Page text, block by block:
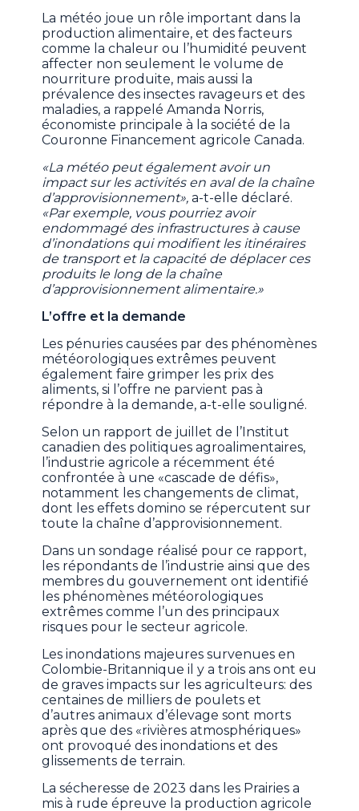
La météo joue un rôle important dans la
production alimentaire, et des facteurs
comme la chaleur ou l’humidité peuvent
affecter non seulement le volume de
nourriture produite, mais aussi la
prévalence des insectes ravageurs et des
maladies, a rappelé Amanda Norris,
économiste principale à la société de la
Couronne Financement agricole Canada.
«La météo peut également avoir un
impact sur les activités en aval de la chaîne
d’approvisionnement», a-t-elle déclaré.
«Par exemple, vous pourriez avoir
endommagé des infrastructures à cause
d’inondations qui modifient les itinéraires
de transport et la capacité de déplacer ces
produits le long de la chaîne
d’approvisionnement alimentaire.»
L’offre et la demande
Les pénuries causées par des phénomènes
météorologiques extrêmes peuvent
également faire grimper les prix des
aliments, si l’offre ne parvient pas à
répondre à la demande, a-t-elle souligné.
Selon un rapport de juillet de l’Institut
canadien des politiques agroalimentaires,
l’industrie agricole a récemment été
confrontée à une «cascade de défis»,
notamment les changements de climat,
dont les effets domino se répercutent sur
toute la chaîne d’approvisionnement.
Dans un sondage réalisé pour ce rapport,
les répondants de l’industrie ainsi que des
membres du gouvernement ont identifié
les phénomènes météorologiques
extrêmes comme l’un des principaux
risques pour le secteur agricole.
Les inondations majeures survenues en
Colombie-Britannique il y a trois ans ont eu
de graves impacts sur les agriculteurs: des
centaines de milliers de poulets et
d’autres animaux d’élevage sont morts
après que des «rivières atmosphériques»
ont provoqué des inondations et des
glissements de terrain.
La sécheresse de 2023 dans les Prairies a
mis à rude épreuve la production agricole